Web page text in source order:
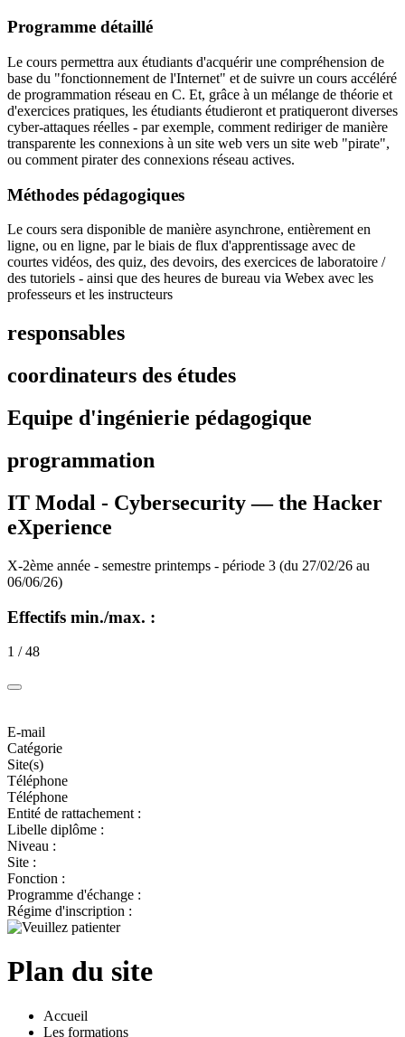
Programme détaillé
Le cours permettra aux étudiants d'acquérir une compréhension de
base du "fonctionnement de l'Internet" et de suivre un cours accéléré
de programmation réseau en C. Et, grâce à un mélange de théorie et
d'exercices pratiques, les étudiants étudieront et pratiqueront diverses
cyber-attaques réelles - par exemple, comment rediriger de manière
transparente les connexions à un site web vers un site web "pirate",
ou comment pirater des connexions réseau actives.
Méthodes pédagogiques
Le cours sera disponible de manière asynchrone, entièrement en
ligne, ou en ligne, par le biais de flux d'apprentissage avec de
courtes vidéos, des quiz, des devoirs, des exercices de laboratoire /
des tutoriels - ainsi que des heures de bureau via Webex avec les
professeurs et les instructeurs
responsables
coordinateurs des études
Equipe d'ingénierie pédagogique
programmation
IT Modal - Cybersecurity — the Hacker
eXperience
X-2ème année - semestre printemps - période 3 (du 27/02/26 au
06/06/26)
Effectifs min./max. :
1 / 48
E-mail
Catégorie
Site(s)
Téléphone
Téléphone
Entité de rattachement :
Libelle diplôme :
Niveau :
Site :
Fonction :
Programme d'échange :
Régime d'inscription :
Plan du site
Accueil
Les formations